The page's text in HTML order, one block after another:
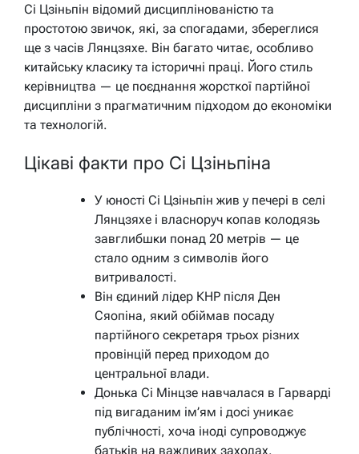
Сі Цзіньпін відомий дисциплінованістю та
простотою звичок, які, за спогадами, збереглися
ще з часів Лянцзяхе. Він багато читає, особливо
китайську класику та історичні праці. Його стиль
керівництва — це поєднання жорсткої партійної
дисципліни з прагматичним підходом до економіки
та технологій.
Цікаві факти про Сі Цзіньпіна
У юності Сі Цзіньпін жив у печері в селі
Лянцзяхе і власноруч копав колодязь
завглибшки понад 20 метрів — це
стало одним з символів його
витривалості.
Він єдиний лідер КНР після Ден
Сяопіна, який обіймав посаду
партійного секретаря трьох різних
провінцій перед приходом до
центральної влади.
Донька Сі Мінцзе навчалася в Гарварді
під вигаданим ім’ям і досі уникає
публічності, хоча іноді супроводжує
батьків на важливих заходах.